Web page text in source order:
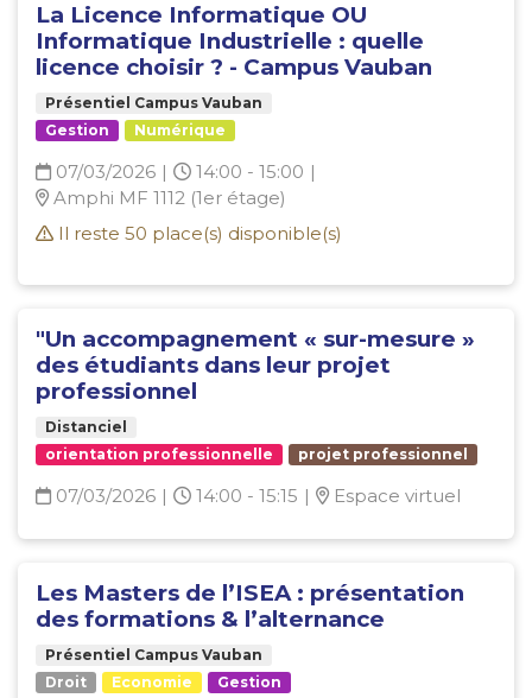
La Licence Informatique OU
Informatique Industrielle : quelle
licence choisir ? - Campus Vauban
Présentiel Campus Vauban
Gestion
Numérique
07/03/2026 | 14:00 - 15:00 |
Amphi MF 1112 (1er étage)
Il reste 50 place(s) disponible(s)
"Un accompagnement « sur-mesure »
des étudiants dans leur projet
professionnel
Distanciel
orientation professionnelle
projet professionnel
07/03/2026 | 14:00 - 15:15 | Espace virtuel
Les Masters de l’ISEA : présentation
des formations & l’alternance
Présentiel Campus Vauban
Droit
Economie Gestion